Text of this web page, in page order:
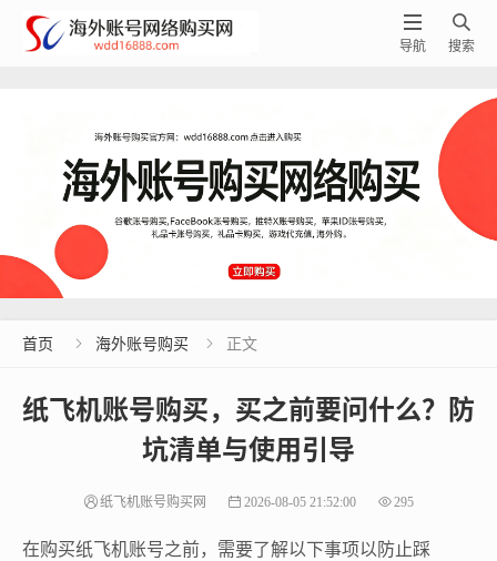

搜索

导航
首页  海外账号购买  正文
纸飞机账号购买，买之前要问什么？防
坑清单与使用引导
纸飞机账号购买网 2026-08-05 21:52:00 295
在购买纸飞机账号之前，需要了解以下事项以防止踩